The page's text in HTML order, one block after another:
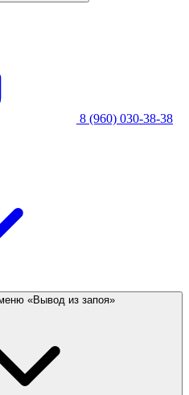
8 (960) 030-38-38
«Вывод из запоя»